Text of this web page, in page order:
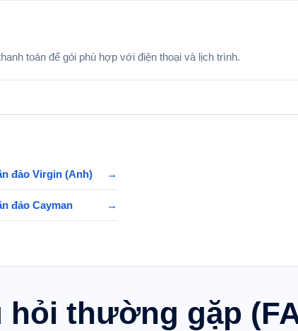
toán để gói phù hợp với điện thoại và lịch trình.
đảo Virgin (Anh) →
đảo Cayman →
hỏi thường gặp